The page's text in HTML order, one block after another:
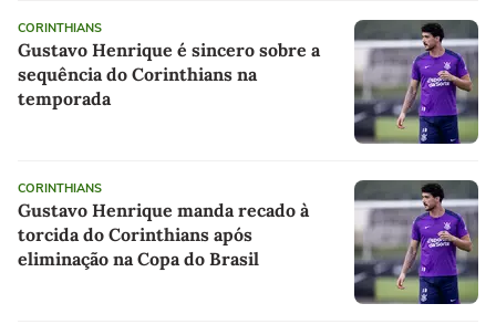
CORINTHIANS
Gustavo Henrique é sincero sobre a
sequência do Corinthians na
temporada
CORINTHIANS
Gustavo Henrique manda recado à
torcida do Corinthians após
eliminação na Copa do Brasil